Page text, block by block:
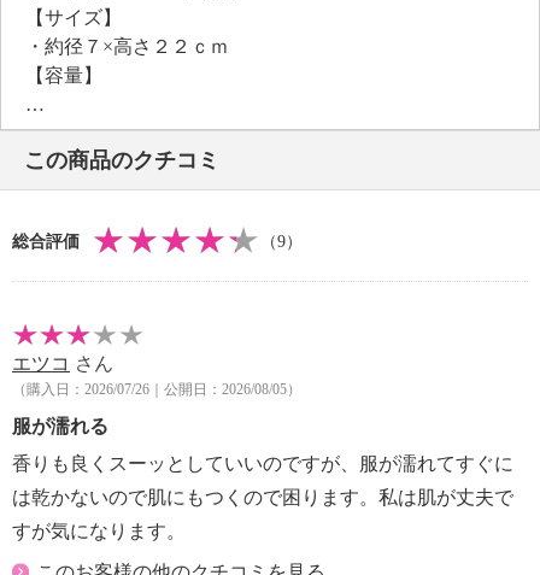
【サイズ】
・約径７×高さ２２ｃｍ
【容量】
・約５００ｍｌ
【使用量の目安】
・１ヶ所に１〜２スプレー
【使用上の注意】
・衣類・布類専用。肌に直接使用しない。
・車内、その他密閉空間では使用しない。
・革、毛皮、人工皮革、和装品には使用しない。
絹、レーヨンなど水に弱い繊維や加工された繊維、
色落ち、色移りの心配があるものは目立たないとこ
ろで試してから使用する。
・除毛・脱毛直後や皮膚に異常（傷・湿疹など）があ
る部位に触れる箇所、
顔や粘膜付近に触れる箇所には使用しない。
・メントールやアルコールに敏感な方、特に肌の弱い
方、乳幼児は使用を控える。
この商品のクチコミ
総合評価 （9）
エツコ さん
（購入日：2026/07/26｜公開日：2026/08/05）
服が濡れる
香りも良くスーッとしていいのですが、服が濡れてすぐに
は乾かないので肌にもつくので困ります。私は肌が丈夫で
すが気になります。